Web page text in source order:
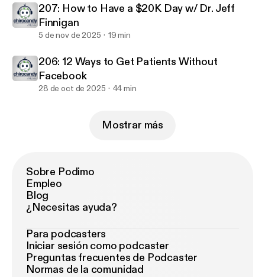
207: How to Have a $20K Day w/ Dr. Jeff
Finnigan
5 de nov de 2025 19 min
206: 12 Ways to Get Patients Without
Facebook
28 de oct de 2025 44 min
Mostrar más
Sobre Podimo
Empleo
Blog
¿Necesitas ayuda?
Para podcasters
Iniciar sesión como podcaster
Preguntas frecuentes de Podcaster
Normas de la comunidad